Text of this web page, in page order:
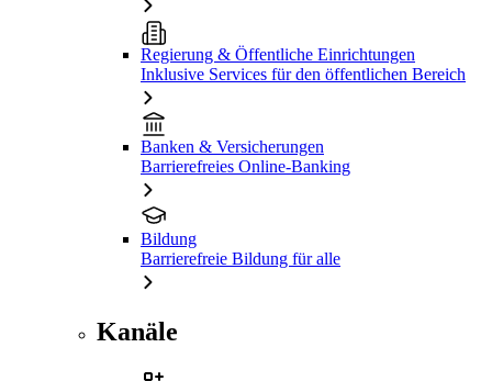
Regierung & Öffentliche Einrichtungen
Inklusive Services für den öffentlichen Bereich
Banken & Versicherungen
Barrierefreies Online-Banking
Bildung
Barrierefreie Bildung für alle
Kanäle